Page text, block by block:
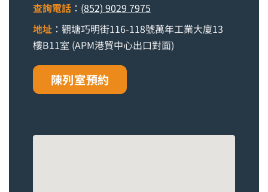
查詢電話 ： (852) 9029 7975
地址 ：觀塘巧明街116-118號萬年工業大廈13
樓B11室 (APM港貿中心出口對面)
陳列室預約